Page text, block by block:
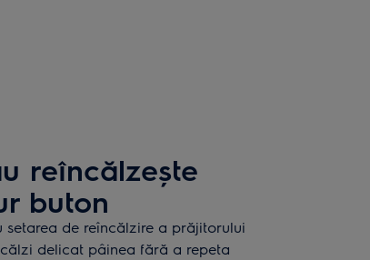
reîncălzește
buton
de reîncălzire a prăjitorului
delicat pâinea fără a repeta